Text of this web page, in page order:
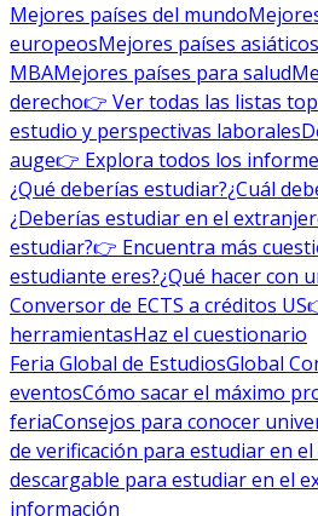
Mejores países del mundo
europeosMejores países asiáticos
MBAMejores países para salud
derecho👉 Ver todas las listas
estudio y perspectivas laborales
auge👉 Explora todos los
¿Qué deberías estudiar?¿Cuál
¿Deberías estudiar en el
estudiar?👉 Encuentra más
estudiante eres?¿Qué hacer con
Conversor de ECTS a créditos US
herramientasHaz el cuestionario
Feria Global de EstudiosGlobal
eventosCómo sacar el máximo
feriaConsejos para conocer
de verificación para estudiar en
descargable para estudiar en el
información